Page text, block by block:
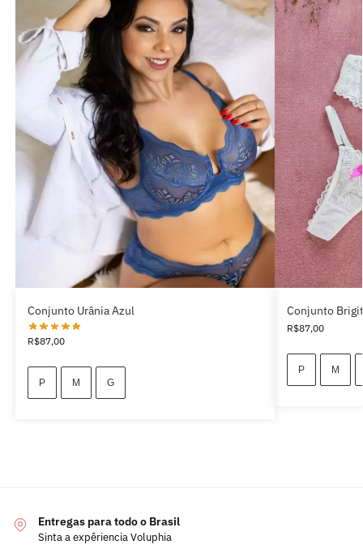
Conjunto Urânia Azul
R$87,00
P M G
Conjunto
R$87,00
P M
Entregas para todo o Brasil
Sinta a expêriencia Voluphia